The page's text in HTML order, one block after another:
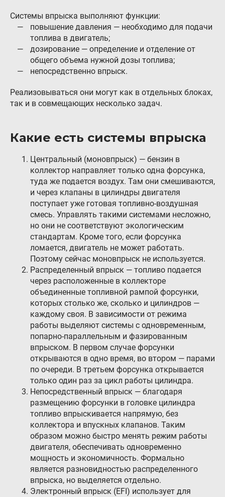
Вход для партнёров
Автовладельцам
Установить ГБО
Доставка Клиентам
Форум ALPHA
Блог
Контакты
8 (800) 777-08-01
пн-пт: с 09:00 до 17:00
info@intergasservice.ru
Оставить отзыв
Подпишитесь на нашу рассылку:
Email
Подписаться
Системы впрыска выполняют функции:
повышение давления — необходимо для подачи
топлива в двигатель;
дозирование — определение и отделение от
общего объема нужной дозы топлива;
непосредственно впрыск.
Реализовываться они могут как в отдельных блоках,
так и в совмещающих несколько задач.
Какие есть системы впрыска
Центральный (моновпрыск) — бензин в
коллектор направляет только одна форсунка,
туда же подается воздух. Там они смешиваются,
и через клапаны в цилиндры двигателя
поступает уже готовая топливно-воздушная
смесь. Управлять такими системами несложно,
но они не соответствуют экологическим
стандартам. Кроме того, если форсунка
ломается, двигатель не может работать.
Поэтому сейчас моновпрыск не используется.
Распределенный впрыск — топливо подается
через расположенные в коллекторе
объединенные топливной рампой форсунки,
которых столько же, сколько и цилиндров —
каждому своя. В зависимости от режима
работы выделяют системы с одновременным,
попарно-параллельным и фазированным
впрыском. В первом случае форсунки
открываются в одно время, во втором — парами
по очереди. В третьем форсунка открывается
только один раз за цикл работы цилиндра.
Непосредственный впрыск — благодаря
размещению форсунки в головке цилиндра
топливо впрыскивается напрямую, без
коллектора и впускных клапанов. Таким
образом можно быстро менять режим работы
двигателя, обеспечивать одновременно
мощность и экономичность. Формально
является разновидностью распределенного
впрыска, но выделяется отдельно.
Электронный впрыск (EFI) использует для